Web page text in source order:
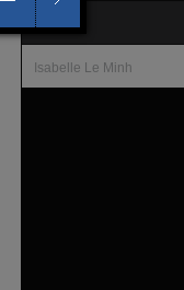
L’artiste
Isabelle Le Minh